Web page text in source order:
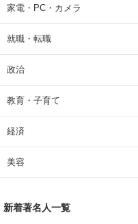
家電・PC・カメラ
就職・転職
政治
教育・子育て
経済
美容
新着著名人一覧